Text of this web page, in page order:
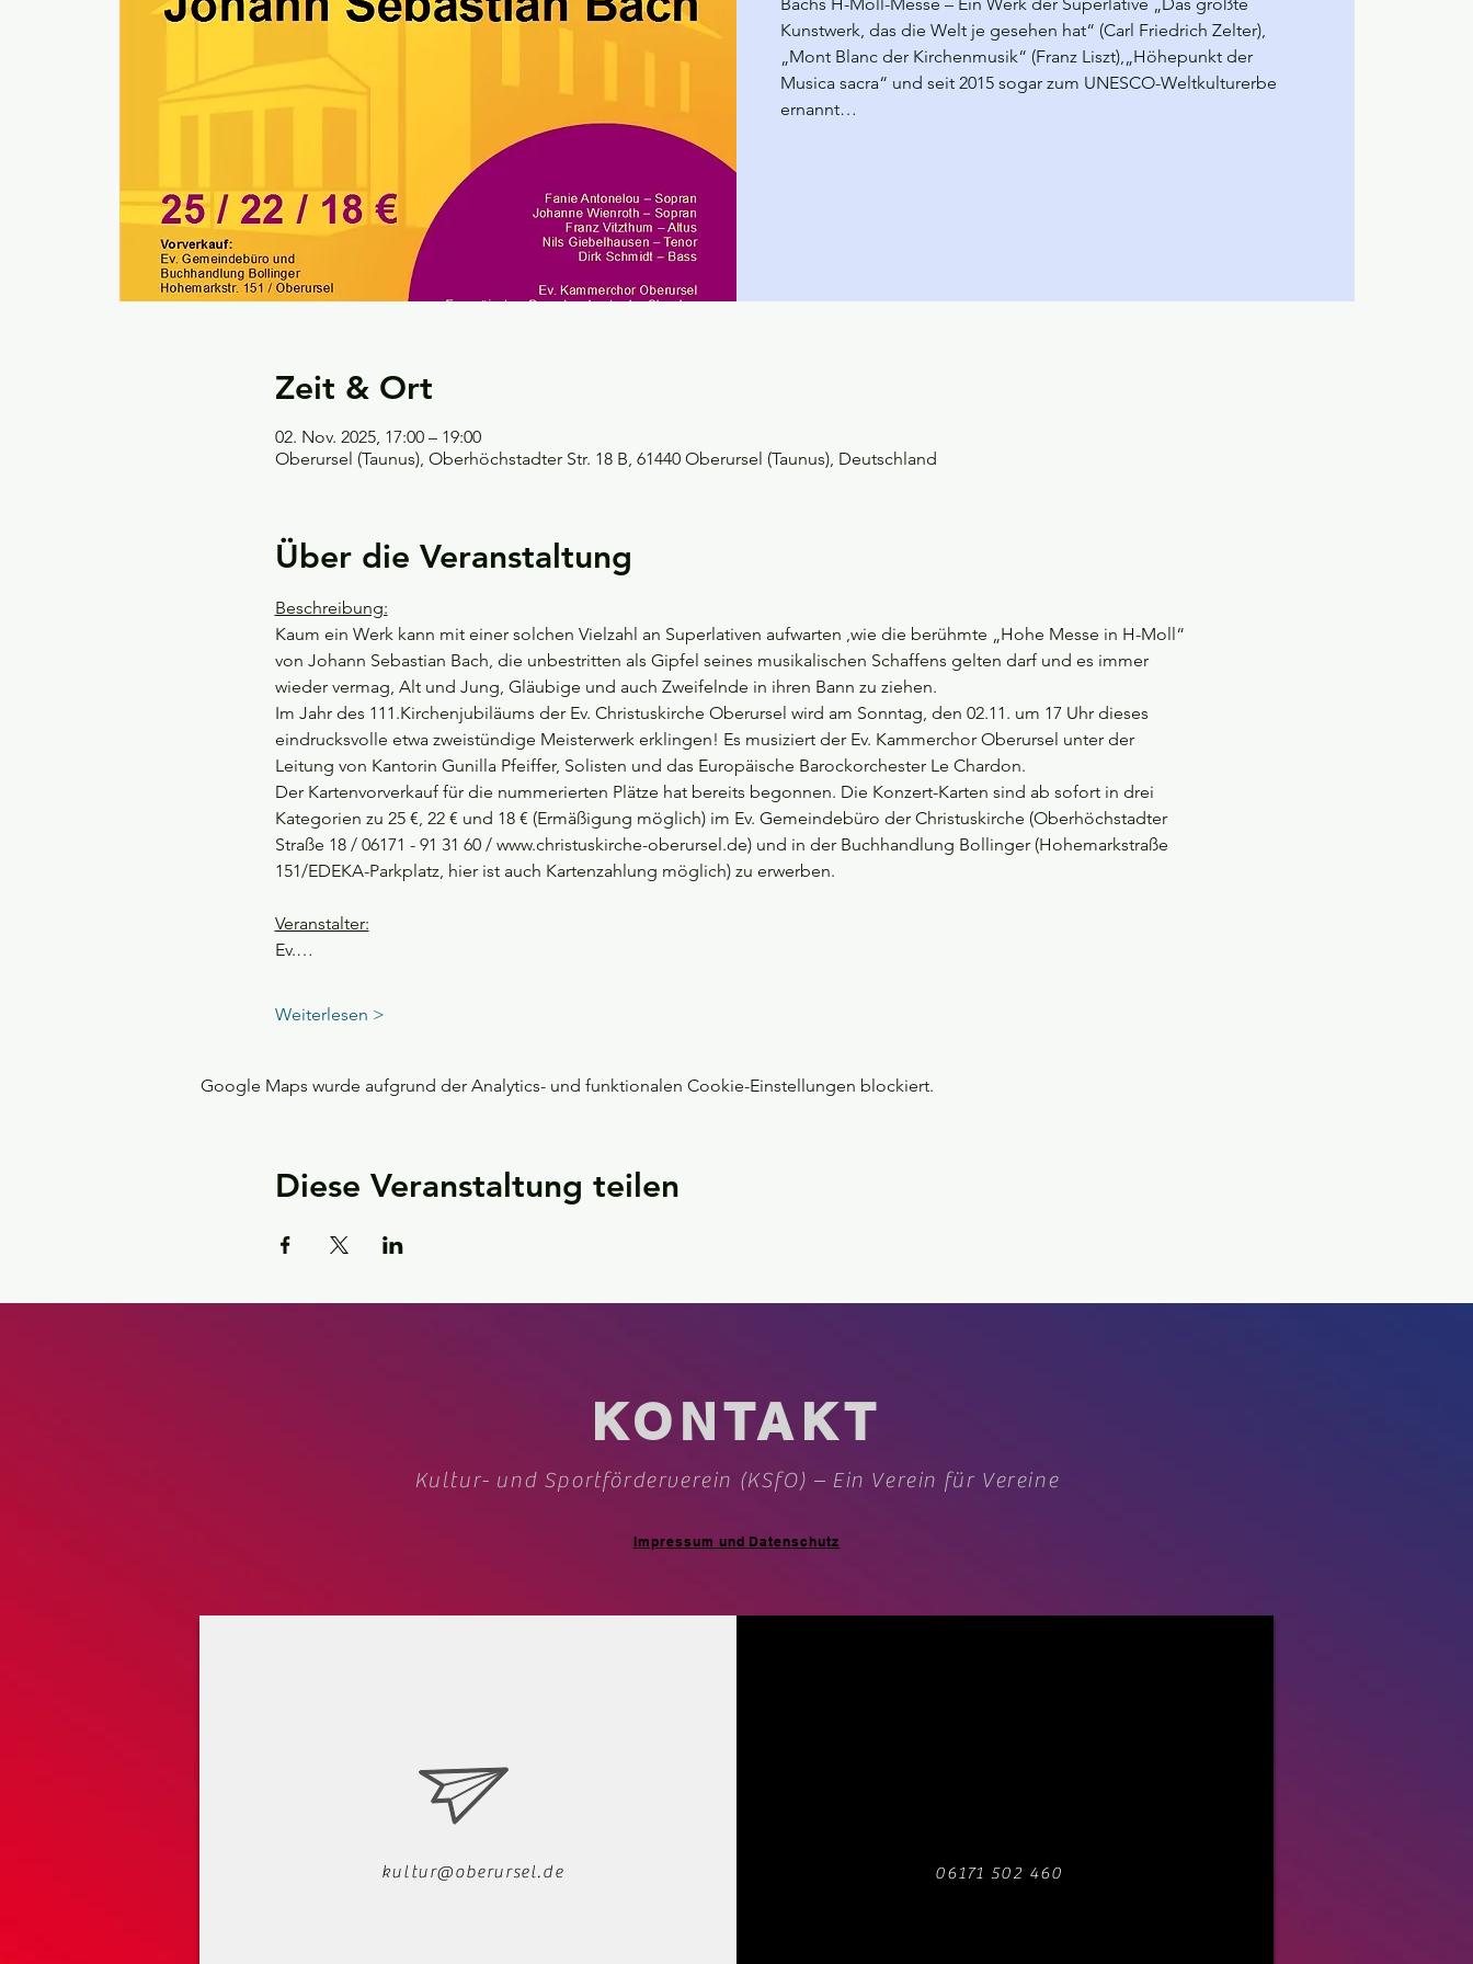
Kunstwerk, das die Welt je gesehen hat“ (Carl Friedrich Zelter),
„Mont Blanc der Kirchenmusik“ (Franz Liszt),„Höhepunkt der
Musica sacra“ und seit 2015 sogar zum UNESCO-Weltkulturerbe
ernannt…
Zeit & Ort
02. Nov. 2025, 17:00 – 19:00
Oberursel (Taunus), Oberhöchstadter Str. 18 B, 61440 Oberursel (Taunus), Deutschland
Über die Veranstaltung
Beschreibung:
Kaum ein Werk kann mit einer solchen Vielzahl an Superlativen aufwarten ,wie die berühmte „Hohe Messe in H-Moll“
von Johann Sebastian Bach, die unbestritten als Gipfel seines musikalischen Schaffens gelten darf und es immer
wieder vermag, Alt und Jung, Gläubige und auch Zweifelnde in ihren Bann zu ziehen.
Im Jahr des 111.Kirchenjubiläums der Ev. Christuskirche Oberursel wird am Sonntag, den 02.11. um 17 Uhr dieses
eindrucksvolle etwa zweistündige Meisterwerk erklingen! Es musiziert der Ev. Kammerchor Oberursel unter der
Leitung von Kantorin Gunilla Pfeiffer, Solisten und das Europäische Barockorchester Le Chardon.
Der Kartenvorverkauf für die nummerierten Plätze hat bereits begonnen. Die Konzert-Karten sind ab sofort in drei
Kategorien zu 25 €, 22 € und 18 € (Ermäßigung möglich) im Ev. Gemeindebüro der Christuskirche (Oberhöchstadter
Straße 18 / 06171 - 91 31 60 / www.christuskirche-oberursel.de) und in der Buchhandlung Bollinger (Hohemarkstraße
151/EDEKA-Parkplatz, hier ist auch Kartenzahlung möglich) zu erwerben.
Veranstalter:
Ev.…
Weiterlesen >
Google Maps wurde aufgrund der Analytics- und funktionalen Cookie-Einstellungen blockiert.
Diese Veranstaltung teilen
KONTAKT
Kultur- und Sportförderverein (KSfO) – Ein Verein für Vereine
Impressum und Datenschutz
kultur@oberursel.de 06171 502 460